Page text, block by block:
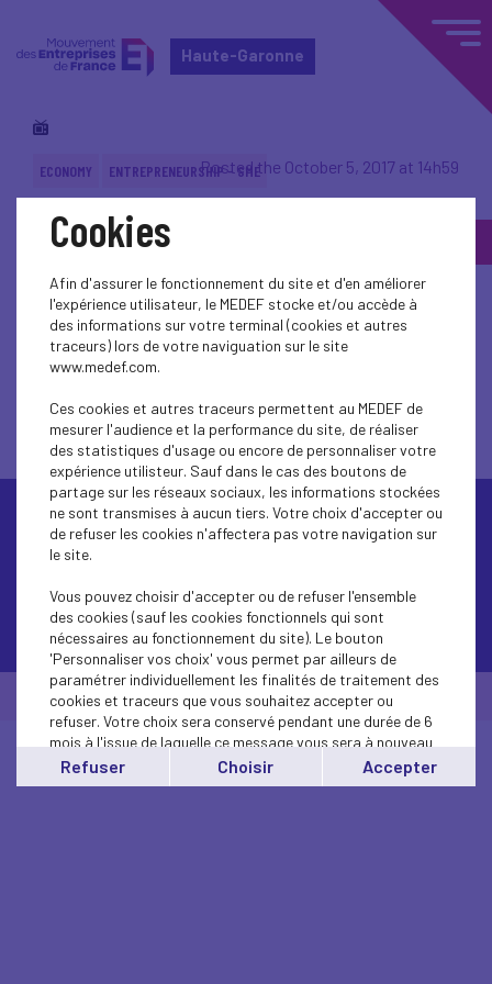
Haute-Garonne
ECONOMY ENTREPRENEURSHIP - SMEPosted the October 5, 2017 at 14h59
Back to topic
Contactez-nous
© Medef Haute-Garonne 2026 -Mentions légales
Cookies
Afin d'assurer le fonctionnement du site et d'en améliorer
l'expérience utilisateur, le MEDEF stocke et/ou accède à
des informations sur votre terminal (cookies et autres
traceurs) lors de votre naviguation sur le site
www.medef.com.
Ces cookies et autres traceurs permettent au MEDEF de
mesurer l'audience et la performance du site, de réaliser
des statistiques d'usage ou encore de personnaliser votre
expérience utilisteur. Sauf dans le cas des boutons de
partage sur les réseaux sociaux, les informations stockées
ne sont transmises à aucun tiers. Votre choix d'accepter ou
de refuser les cookies n'affectera pas votre navigation sur
le site.
Vous pouvez choisir d'accepter ou de refuser l'ensemble
des cookies (sauf les cookies fonctionnels qui sont
nécessaires au fonctionnement du site). Le bouton
'Personnaliser vos choix' vous permet par ailleurs de
paramétrer individuellement les finalités de traitement des
cookies et traceurs que vous souhaitez accepter ou
refuser. Votre choix sera conservé pendant une durée de 6
mois à l'issue de laquelle ce message vous sera à nouveau
affiché..
Vous pouvez modifier votre choix à tout moment en
Refuser Choisir Accepter